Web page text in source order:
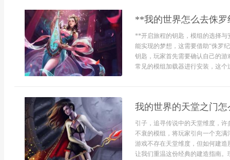
**我的世界怎么去侏
**开启旅程的钥匙，模组的选择
能实现的梦想，这需要借助“侏罗
钥匙，玩家首先需要确认自己的
常见的模组加载器进行安装，这
我的世界的天堂之门
引子，追寻传说中的天堂维度，
不衰的模组，将玩家引向一个充
游戏不存在天堂维度，但如何建
让我们重温这份经典的建造指南